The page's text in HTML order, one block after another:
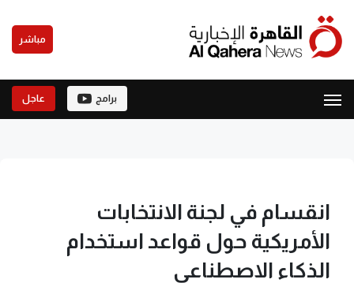
مباشر
برامج عاجل
انقسام في لجنة الانتخابات
الأمريكية حول قواعد استخدام
الذكاء الاصطناعي